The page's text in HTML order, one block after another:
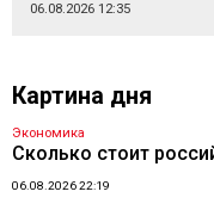
06.08.2026 12:35
Картина дня
Экономика
Сколько стоит
06.08.2026 22:19